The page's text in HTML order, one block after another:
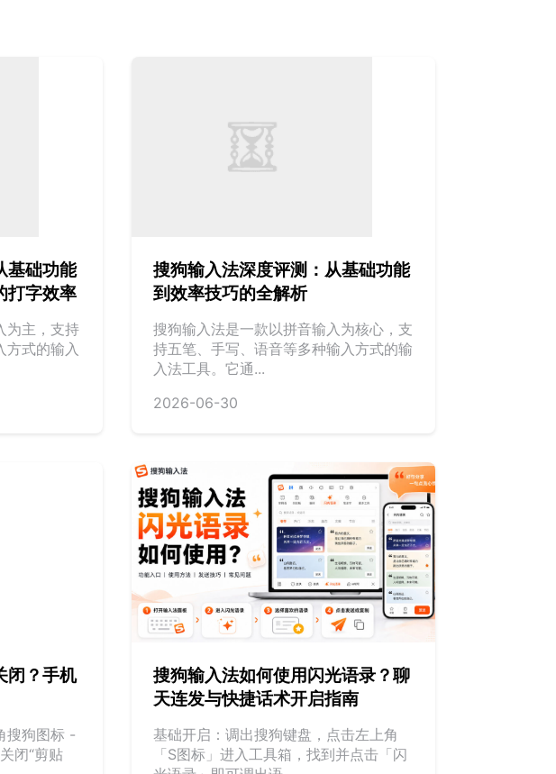
基础功能
打字效率
为主，支持
方式的输入
搜狗输入法深度评测：从基础功能
到效率技巧的全解析
搜狗输入法是一款以拼音输入为核心，支
持五笔、手写、语音等多种输入方式的输
入法工具。它通...
2026-06-30
闭？手机
搜狗图标 -
闭“剪贴
搜狗输入法如何使用闪光语录？聊
天连发与快捷话术开启指南
基础开启：调出搜狗键盘，点击左上角
「S图标」进入工具箱，找到并点击「闪